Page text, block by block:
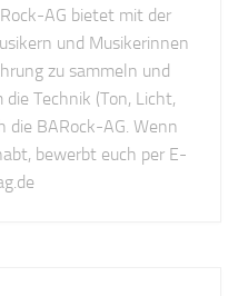
AG bietet mit der
und Musikerinnen
zu sammeln und
Technik (Ton, Licht,
die BARock-AG. Wenn
bewerbt euch per E-